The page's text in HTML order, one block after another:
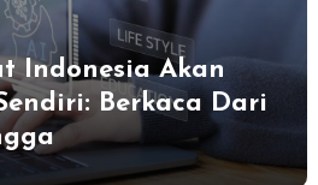
Indonesia Akan
Berkaca Dari